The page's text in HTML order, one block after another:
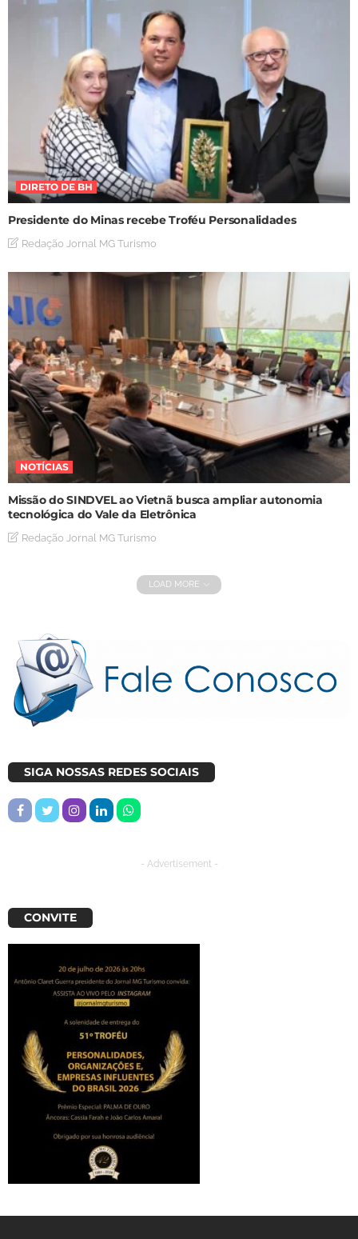
DIRETO DE BH
Presidente do Minas recebe Troféu Personalidades
Redação Jornal MG Turismo
NOTÍCIAS
Missão do SINDVEL ao Vietnã busca ampliar autonomia
tecnológica do Vale da Eletrônica
Redação Jornal MG Turismo
LOAD MORE
SIGA NOSSAS REDES SOCIAIS
- Advertisement -
CONVITE